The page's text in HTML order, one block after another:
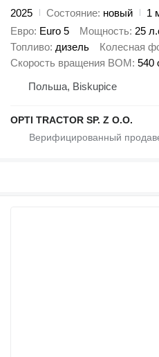
2025
Состояние новый
1
Евро Euro 5 Мощность 25
Топливо дизель Колесная
Скорость вращения ВОМ 540
Польша, Biskupice
OPTI TRACTOR SP. Z O.O.